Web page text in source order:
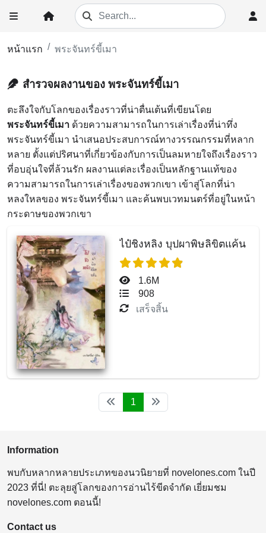
หน้าแรก พระจันทร์ขี้เมา
สำรวจผลงานของ พระจันทร์ขี้เมา
ตะลึงใจกับโลกของเรื่องราวที่น่าตื่นเต้นที่เขียนโดย
พระจันทร์ขี้เมา ด้วยความสามารถในการเล่าเรื่องที่น่าทึ่ง
พระจันทร์ขี้เมา นำเสนอประสบการณ์ทางวรรณกรรมที่หลาก
หลาย ตั้งแต่ปริศนาที่เกี่ยวข้องกับการเป็นลมหายใจถึงเรื่องราว
ที่อบอุ่นใจที่ล้วนรัก ผลงานแต่ละเรื่องเป็นหลักฐานแท้ของ
ความสามารถในการเล่าเรื่องของพวกเขา เข้าสู่โลกที่น่า
หลงใหลของ พระจันทร์ขี้เมา และค้นพบเวทมนตร์ที่อยู่ในหน้า
กระดาษของพวกเขา
ไป๋ชิงหลิง บุปผาพิษลิขิตแค้น
1.6M
908
เสร็จสิ้น
1
Information
พบกับหลากหลายประเภทของนวนิยายที่ novelones.com ในปี
2023 ที่นี่! ตะลุยสู่โลกของการอ่านไร้ขีดจำกัด เยี่ยมชม
novelones.com ตอนนี้!
Contact us